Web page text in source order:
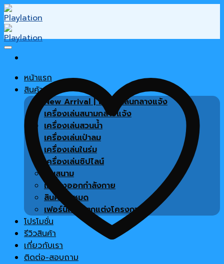
Skip
to
content
หน้าแรก
สินค้า
New Arrival | เครื่องเล่นกลางแจ้ง
เครื่องเล่นสนามกลางแจ้ง
เครื่องเล่นสวนน้ำ
เครื่องเล่นเป่าลม
เครื่องเล่นในร่ม
เครื่องเล่นซิปไลน์
พื้นสนาม
เครื่องออกกำลังกาย
สินค้าทั้งหมด
เฟอร์นิเจอร์ตกแต่งโครงการ
โปรโมชั่น
รีวิวสินค้า
เกี่ยวกับเรา
ติดต่อ-สอบถาม